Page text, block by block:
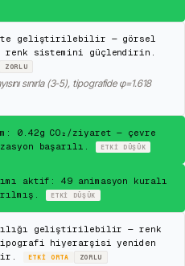
geliştirilebilir — görsel
renk sistemini güçlendirin.
ZORLU
sınırla (3-5), tipografide φ=1.618
0.42g CO₂/ziyaret — çevre
başarılı.
ETKI DÜŞÜK
aktif: 49 animasyon kuralı
ETKI DÜŞÜK
geliştirilebilir — renk
hiyerarşisi yeniden
ETKIORTA ZORLU